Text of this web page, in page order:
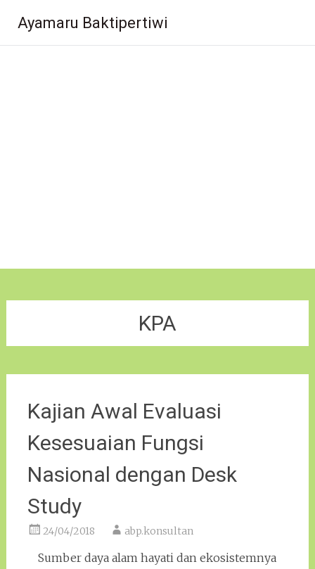
konten
Ayamaru Baktipertiwi
KPA
Kajian Awal Evaluasi
Kesesuaian Fungsi
Nasional dengan Desk
Study
24/04/2018 abp.konsultan
Sumber daya alam hayati dan ekosistemnya